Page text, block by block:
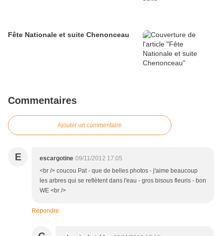
Fête Nationale et suite Chenonceau
Commentaires
Ajouter un commentaire
E escargotine 09/11/2012 17:05
<br /> coucou Pat - que de belles photos - j'aime beaucoup
les arbres qui se reflètent dans l'eau - gros bisous fleuris - bon
WE <br />
Répondre